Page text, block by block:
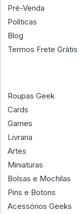
Pré-Venda
Políticas
Blog
Termos Frete Grátis
Roupas Geek
Cards
Games
Livraria
Artes
Miniaturas
Bolsas e Mochilas
Pins e Botons
Acessórios Geeks